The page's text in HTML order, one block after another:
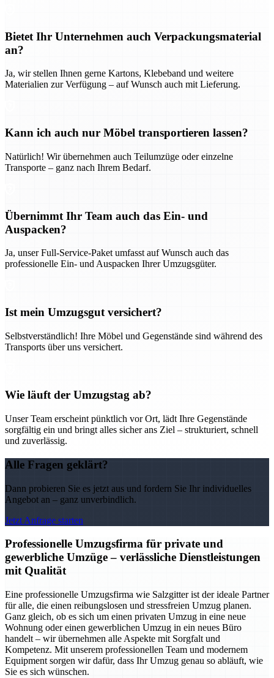
Bietet Ihr Unternehmen auch Verpackungsmaterial
an?
Ja, wir stellen Ihnen gerne Kartons, Klebeband und weitere
Materialien zur Verfügung – auf Wunsch auch mit Lieferung.
Kann ich auch nur Möbel transportieren lassen?
Natürlich! Wir übernehmen auch Teilumzüge oder einzelne
Transporte – ganz nach Ihrem Bedarf.
Übernimmt Ihr Team auch das Ein- und
Auspacken?
Ja, unser Full-Service-Paket umfasst auf Wunsch auch das
professionelle Ein- und Auspacken Ihrer Umzugsgüter.
Ist mein Umzugsgut versichert?
Selbstverständlich! Ihre Möbel und Gegenstände sind während des
Transports über uns versichert.
Wie läuft der Umzugstag ab?
Unser Team erscheint pünktlich vor Ort, lädt Ihre Gegenstände
sorgfältig ein und bringt alles sicher ans Ziel – strukturiert, schnell
und zuverlässig.
Alle Fragen geklärt?
Dann probieren Sie es jetzt aus und fordern Sie Ihr individuelles
Angebot an – ganz unverbindlich.
Jetzt Anfrage starten
Professionelle Umzugsfirma für private und
gewerbliche Umzüge – verlässliche Dienstleistungen
mit Qualität
Eine professionelle Umzugsfirma wie Salzgitter ist der ideale Partner
für alle, die einen reibungslosen und stressfreien Umzug planen.
Ganz gleich, ob es sich um einen privaten Umzug in eine neue
Wohnung oder einen gewerblichen Umzug in ein neues Büro
handelt – wir übernehmen alle Aspekte mit Sorgfalt und
Kompetenz. Mit unserem professionellen Team und modernem
Equipment sorgen wir dafür, dass Ihr Umzug genau so abläuft, wie
Sie es sich wünschen.